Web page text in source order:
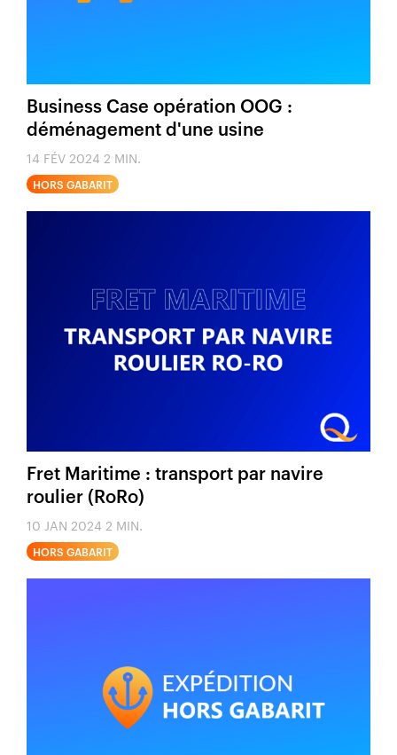
Business Case opération OOG :
déménagement d'une usine
14 FÉV 2024 2 MIN.
HORS GABARIT
Fret Maritime : transport par navire
roulier (RoRo)
10 JAN 2024 2 MIN.
HORS GABARIT